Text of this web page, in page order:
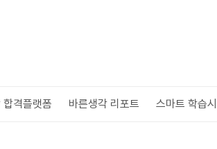
합격플랫폼 바른생각 리포트 스마트 학습